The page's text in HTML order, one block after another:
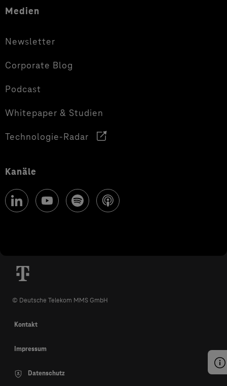
Medien
Newsletter
Corporate Blog
Podcast
Whitepaper & Studien
Technologie-Radar
Kanäle
© Deutsche Telekom MMS GmbH
Kontakt
Impressum
Datenschutz